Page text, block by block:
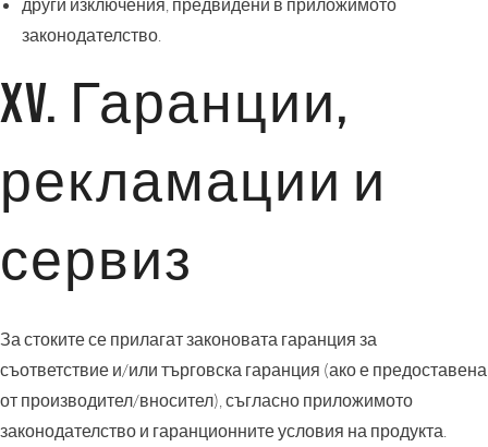
други изключения, предвидени в приложимото
законодателство.
XV. Гаранции,
рекламации и
сервиз
За стоките се прилагат законовата гаранция за
съответствие и/или търговска гаранция (ако е предоставена
от производител/вносител), съгласно приложимото
законодателство и гаранционните условия на продукта.